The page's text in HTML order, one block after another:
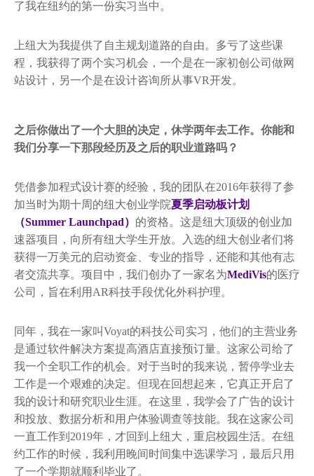
了我在纽约的第一份实习当中。
上纽大为我提供了自主规划道路的自由。多亏了这些课
程，我获得了两个实习机会，一个是在一家初创公司做网
站设计，另一个是在设计咨询所从事VR开发。
之后你做出了一个大胆的决定，休学两年去工作。你能和
我们分享一下那段经历及之后的职业道路吗？
凭借参加程式设计赛的经验，我的团队在2016年获得了参
加当时为期十周的纽大创业学院夏季启动板计划
（Summer Launchpad） 的资格。这是纽大顶级的创业加
速器项目，向所有纽大学生开放。入选的纽大创业者们将
获得一万美元的启动资金、专业的指导，还能和其他有志
者交流共享。项目中，我们创办了一家名为MediVis的医疗
公司，旨在利用AR科技手段优化外科护理。
同年，我在一家叫Voyat的科技公司实习，他们的主营业务
是通过软件解决方案提高酒店直接预订量。这家公司给了
我一个全职工作的机会。对于当时的我来说，暂停学业去
工作是一个艰难的决定。但现在回想起来，它真正开启了
我的设计和研究职业生涯。在这里，我学会了广告的设计
和投放、数据分析和用户体验调查等技能。我在这家公司
一直工作到2019年，才回到上纽大，重启校园生活。在纽
约工作的时候，我利用晚间时间集中选课学习，最后只用
了一个学期就顺利毕业了。